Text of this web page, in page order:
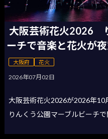
大阪芸術花火2026
ーチで音楽と花火が
大阪府 花火
2026年07月02日
大阪芸術花火2026が2026年10
りんくう公園マーブルビーチで